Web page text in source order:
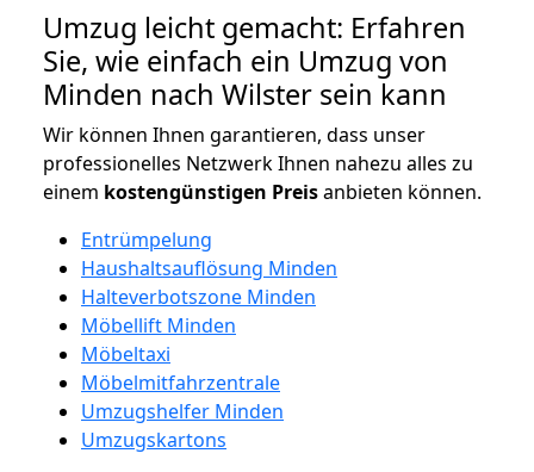
Umzug leicht gemacht: Erfahren
Sie, wie einfach ein Umzug von
Minden nach Wilster sein kann
Wir können Ihnen garantieren, dass unser
professionelles Netzwerk Ihnen nahezu alles zu
einem kostengünstigen Preisanbieten können.
Entrümpelung
Haushaltsauflösung Minden
Halteverbotszone Minden
Möbellift Minden
Möbeltaxi
Möbelmitfahrzentrale
Umzugshelfer Minden
Umzugskartons